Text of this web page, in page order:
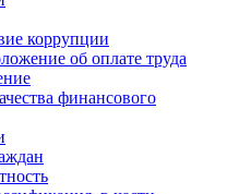
коррупции
об оплате труда
финансового